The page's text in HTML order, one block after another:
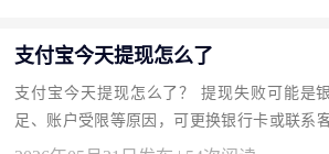
支付宝今天提现怎么了
支付宝今天提现怎么了？ 提现失败可能是
足、账户受限等原因，可更换银行卡或联系
怎么了？ 先检查你的支付宝账户是否正常，